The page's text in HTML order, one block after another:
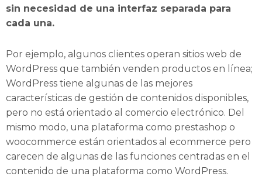
sin necesidad de una interfaz separada para
cada una.
Por ejemplo, algunos clientes operan sitios web de
WordPress que también venden productos en línea;
WordPress tiene algunas de las mejores
características de gestión de contenidos disponibles,
pero no está orientado al comercio electrónico. Del
mismo modo, una plataforma como prestashop o
woocommerce están orientados al ecommerce pero
carecen de algunas de las funciones centradas en el
contenido de una plataforma como WordPress.